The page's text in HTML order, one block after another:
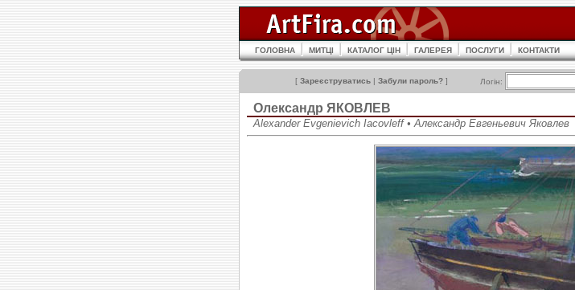
ГОЛОВНА МИТЦІ КАТАЛОГ ЦІН ГАЛЕРЕЯ ПОСЛУГИ КОНТАКТИ
[ Зареєструватись | Забули пароль? ] Логін:
Олександр ЯКОВЛЕВ
Alexander Evgenievich Iacovleff • Александр Евгеньевич Яковлев